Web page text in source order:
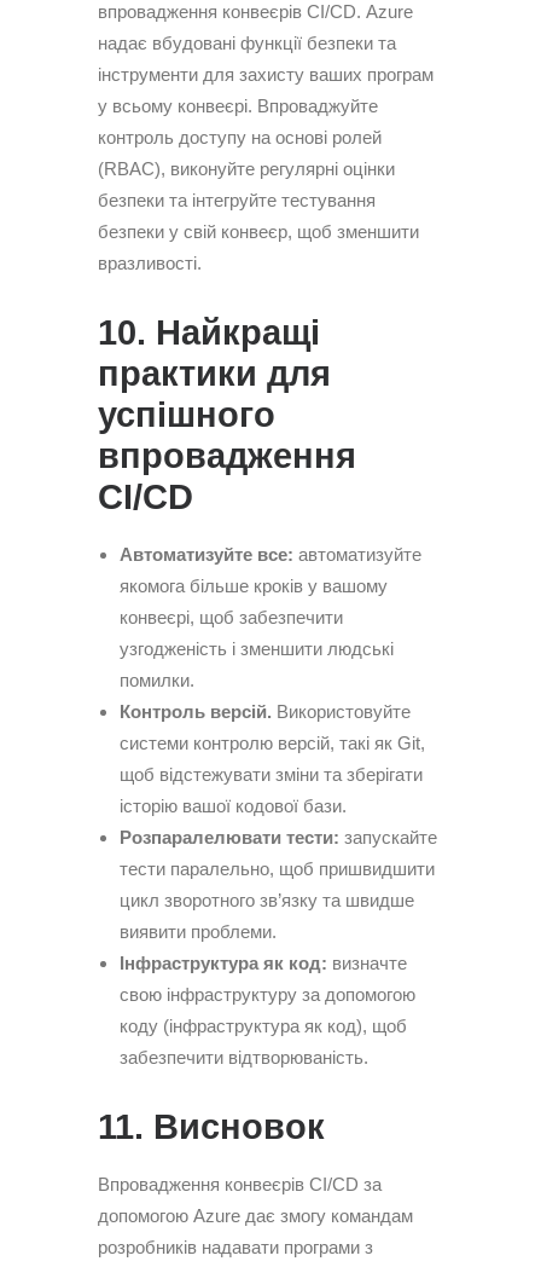
впровадження конвеєрів CI/CD. Azure
надає вбудовані функції безпеки та
інструменти для захисту ваших програм
у всьому конвеєрі. Впроваджуйте
контроль доступу на основі ролей
(RBAC), виконуйте регулярні оцінки
безпеки та інтегруйте тестування
безпеки у свій конвеєр, щоб зменшити
вразливості.
10. Найкращі
практики для
успішного
впровадження
CI/CD
Автоматизуйте все: автоматизуйте
якомога більше кроків у вашому
конвеєрі, щоб забезпечити
узгодженість і зменшити людські
помилки.
Контроль версій. Використовуйте
системи контролю версій, такі як Git,
щоб відстежувати зміни та зберігати
історію вашої кодової бази.
Розпаралелювати тести: запускайте
тести паралельно, щоб пришвидшити
цикл зворотного зв’язку та швидше
виявити проблеми.
Інфраструктура як код: визначте
свою інфраструктуру за допомогою
коду (інфраструктура як код), щоб
забезпечити відтворюваність.
11. Висновок
Впровадження конвеєрів CI/CD за
допомогою Azure дає змогу командам
розробників надавати програми з